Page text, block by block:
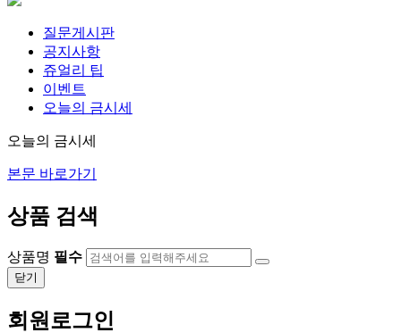
질문게시판
공지사항
쥬얼리 팁
이벤트
오늘의 금시세
오늘의 금시세
본문 바로가기
상품 검색
상품명 필수
닫기
회원로그인